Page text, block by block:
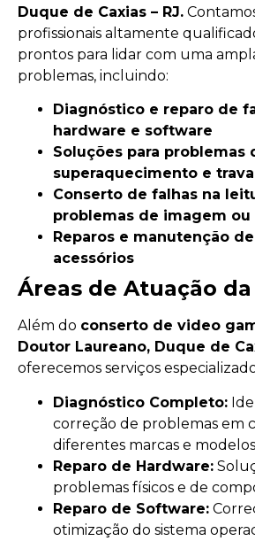
Duque de Caxias – RJ.
profissionais altamente
prontos para lidar com uma
problemas, incluindo:
Diagnóstico e reparo de
hardware e software
Soluções para problemas
superaquecimento e
Conserto de falhas na
problemas de imagem ou
Reparos e manutenção
acessórios
Áreas de Atuação
Além do conserto de video
Doutor Laureano, Duque de
oferecemos serviços
Diagnóstico Completo:
correção de problemas em
diferentes marcas e
Reparo de Hardware:
problemas físicos e de
Reparo de Software:
otimização do sistema